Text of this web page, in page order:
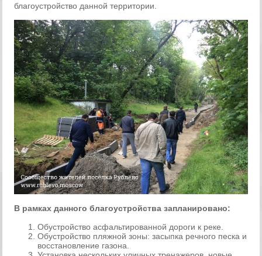
благоустройство данной территории.
В рамках данного благоустройства запланировано:
Обустройство асфальтированной дороги к реке.
Обустройство пляжной зоны: засыпка речного песка и
восстановление газона.